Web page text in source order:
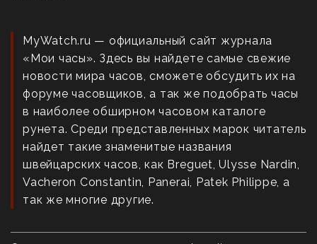
MyWatch.ru — официальный сайт журнала
«Мои часы». Здесь вы найдете самые свежие
новости мира часов, сможете обсудить их на
форуме часовщиков, а так же подобрать часы
в наиболее обширном часовом каталоге
рунета. Среди представленных марок читатель
найдет такие знаменитые названия
швейцарских часов, как Breguet, Ulysse Nardin,
Vacheron Constantin, Panerai, Patek Philippe, а
так же многие другие.